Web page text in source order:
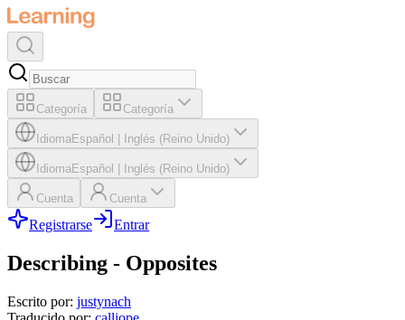
Categoría Categoría
IdiomaEspañol Inglés (Reino Unido)
IdiomaEspañol Inglés (Reino Unido)
Cuenta Cuenta
Registrarse Entrar
Describing - Opposites
Escrito por: justynach